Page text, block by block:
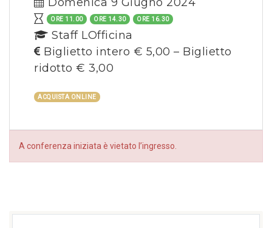
ORE 11.00 ORE 14.30 ORE 16.30
Staff LOfficina
Biglietto intero € 5,00 – Biglietto
ridotto € 3,00
ACQUISTA ONLINE
A conferenza iniziata è vietato l’ingresso.